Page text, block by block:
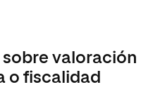
sobre valoración
o fiscalidad